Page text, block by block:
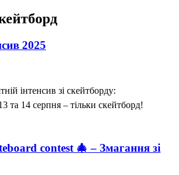
2025
інтенсив зі скейтборду:
та 14 серпня – тільки скейтборд!
contest 🎄 – Змагання зі